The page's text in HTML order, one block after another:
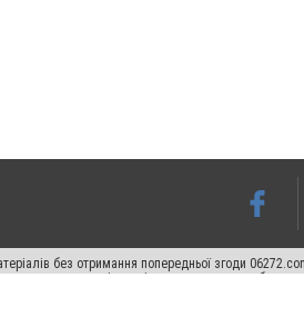
без отримання попередньої згоди
на цитовані статті не нижче другого